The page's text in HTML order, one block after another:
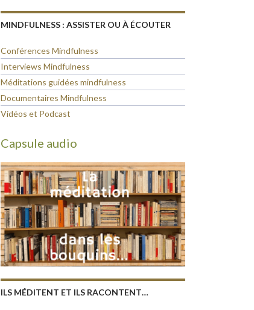
MINDFULNESS : ASSISTER OU À ÉCOUTER
Conférences Mindfulness
Interviews Mindfulness
Méditations guidées mindfulness
Documentaires Mindfulness
Vidéos et Podcast
Capsule audio
ILS MÉDITENT ET ILS RACONTENT…